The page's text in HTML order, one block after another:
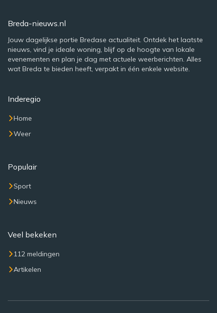
Breda-nieuws.nl
Jouw dagelijkse portie Bredase actualiteit. Ontdek het laatste
nieuws, vind je ideale woning, blijf op de hoogte van lokale
evenementen en plan je dag met actuele weerberichten. Alles
wat Breda te bieden heeft, verpakt in één enkele website.
Inderegio
Home
Weer
Populair
Sport
Nieuws
Veel bekeken
112 meldingen
Artikelen